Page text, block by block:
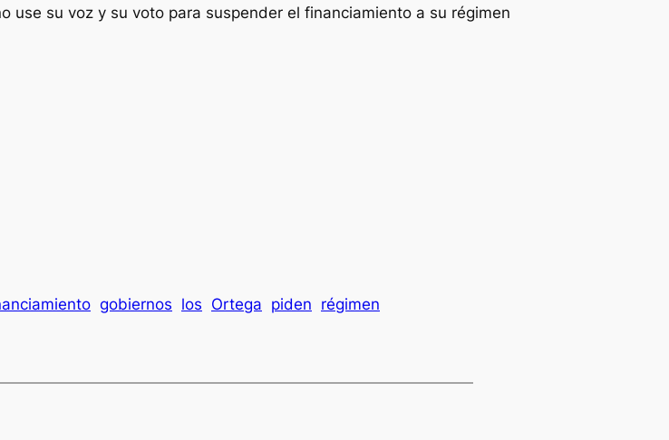
use su voz y su voto para suspender el financiamiento a su régimen
gobiernos los Ortega piden régimen